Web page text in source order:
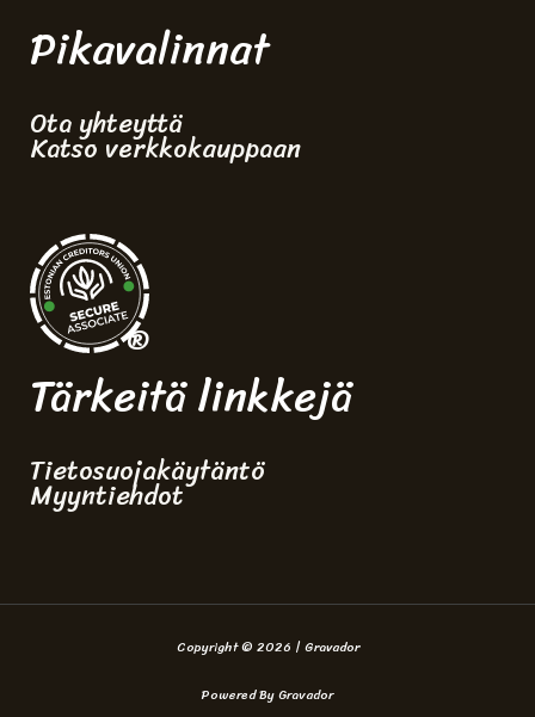
Pikavalinnat
Ota yhteyttä
Katso verkkokauppaan
®
Tärkeitä linkkejä
Tietosuojakäytäntö
Myyntiehdot
Copyright © 2026 | Gravador
Powered By Gravador